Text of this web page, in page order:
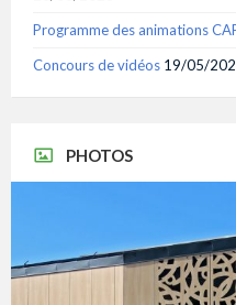
Programme des animations
Concours de vidéos 19/05/
PHOTOS